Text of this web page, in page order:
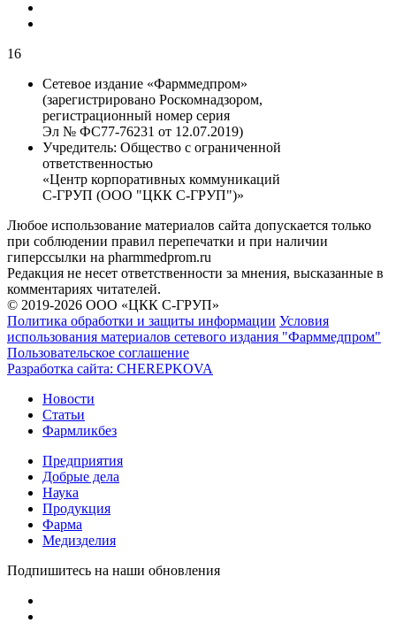
16
Сетевое издание «Фарммедпром»
(зарегистрировано Роскомнадзором,
регистрационный номер серия
Эл № ФС77-76231 от 12.07.2019)
Учредитель: Общество с ограниченной
ответственностью
«Центр корпоративных коммуникаций
С-ГРУП (ООО "ЦКК С-ГРУП")»
Любое использование материалов сайта допускается только
при соблюдении правил перепечатки и при наличии
гиперссылки на pharmmedprom.ru
Редакция не несет ответственности за мнения, высказанные в
комментариях читателей.
© 2019-2026 ООО «ЦКК С-ГРУП»
Политика обработки и защиты информации Условия
использования материалов сетевого издания "Фарммедпром"
Пользовательское соглашение
Разработка сайта: CHEREPKOVA
Новости
Статьи
Фармликбез
Предприятия
Добрые дела
Наука
Продукция
Фарма
Медизделия
Подпишитесь на наши обновления